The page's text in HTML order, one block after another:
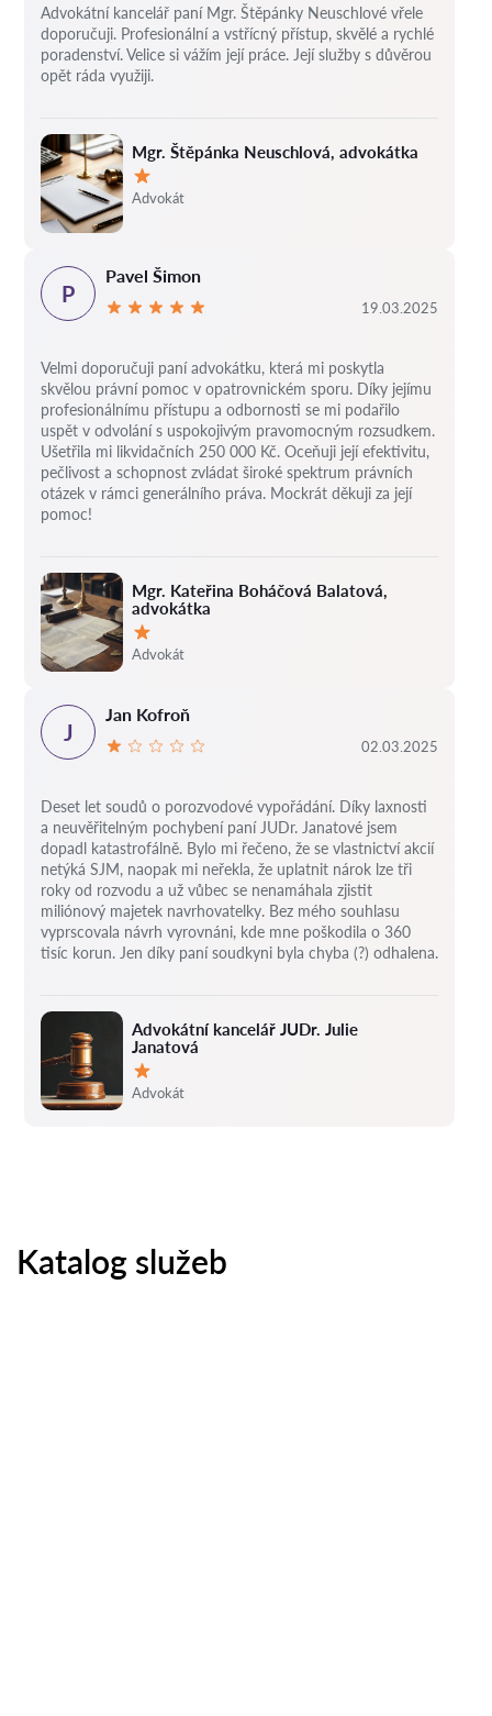
Mgr. Štěpánka Neuschlová, advokátka
Hodnocení:
Advokát
Advokátní kancelář paní Mgr. Štěpánky Neuschlové vřele
doporučuji. Profesionální a vstřícný přístup, skvělé a rychlé
poradenství. Velice si vážím její práce. Její služby s důvěrou
opět ráda využiji.
Mgr. Kateřina Boháčová Balatová,
advokátka
Hodnocení:
Advokát
P
Pavel Šimon
19.03.2025
Velmi doporučuji paní advokátku, která mi poskytla
skvělou právní pomoc v opatrovnickém sporu. Díky jejímu
profesionálnímu přístupu a odbornosti se mi podařilo
uspět v odvolání s uspokojivým pravomocným rozsudkem.
Ušetřila mi likvidačních 250 000 Kč. Oceňuji její efektivitu,
pečlivost a schopnost zvládat široké spektrum právních
otázek v rámci generálního práva. Mockrát děkuji za její
pomoc!
Advokátní kancelář JUDr. Julie
Janatová
Hodnocení:
Advokát
J
Jan Kofroň
02.03.2025
Deset let soudů o porozvodové vypořádání. Díky laxnosti
a neuvěřitelným pochybení paní JUDr. Janatové jsem
dopadl katastrofálně. Bylo mi řečeno, že se vlastnictví akcií
netýká SJM, naopak mi neřekla, že uplatnit nárok lze tři
roky od rozvodu a už vůbec se nenamáhala zjistit
miliónový majetek navrhovatelky. Bez mého souhlasu
vyprscovala návrh vyrovnáni, kde mne poškodila o 360
tisíc korun. Jen díky paní soudkyni byla chyba (?) odhalena.
Katalog služeb